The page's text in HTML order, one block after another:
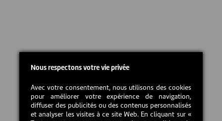
Nous respectons votre vie privée
Avec votre consentement, nous utilisons des cookies
pour améliorer votre expérience de navigation,
diffuser des publicités ou des contenus personnalisés
et analyser les visites à ce site Web. En cliquant sur «